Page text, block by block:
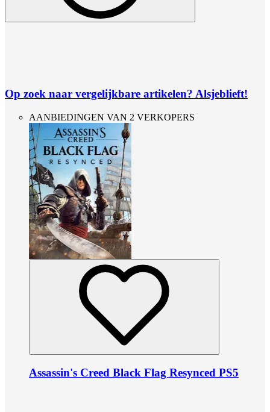
Op zoek naar vergelijkbare artikelen? Alsjeblieft!
AANBIEDINGEN VAN 2 VERKOPERS
Assassin's Creed Black Flag Resynced PS5